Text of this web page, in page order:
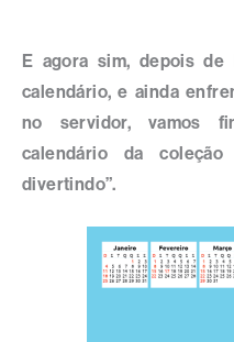
E agora sim, depois
calendário, e ainda
no servidor, vamos
calendário da
divertindo”.